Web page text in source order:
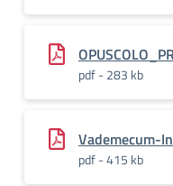
pdf - 283 kb
Vademecum-
pdf - 415 kb